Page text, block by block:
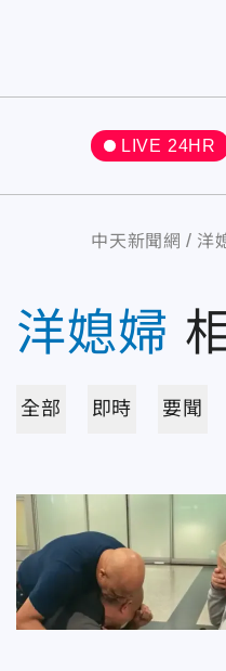
LIVE 24HR
中天新聞網 洋
洋媳婦
全部 即時 要聞